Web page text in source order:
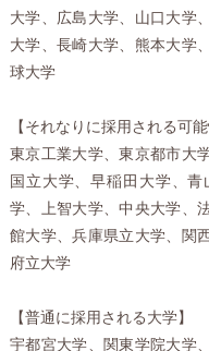
大学、広島大学、山口大学
大学、長崎大学、熊本大学
球大学
【それなりに採用される可
東京工業大学、東京都市大
国立大学、早稲田大学、
学、上智大学、中央大学、
館大学、兵庫県立大学、関
府立大学
【普通に採用される大学】
宇都宮大学、関東学院大学